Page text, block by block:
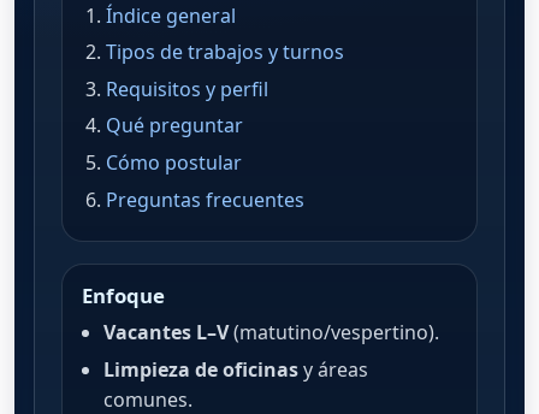
Índice general
Tipos de trabajos y turnos
Requisitos y perfil
Qué preguntar
Cómo postular
Preguntas frecuentes
Enfoque
Vacantes L–V(matutino/vespertino).
Limpieza de oficinasy áreas
comunes.